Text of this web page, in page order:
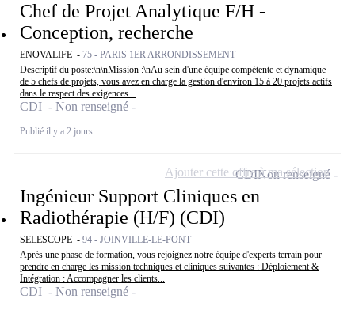
Chef de Projet Analytique F/H -
Conception, recherche
ENOVALIFE - 75 - PARIS 1ER ARRONDISSEMENT
Descriptif du poste:\n\nMission :\nAu sein d'une équipe compétente et dynamique
de 5 chefs de projets, vous avez en charge la gestion d'environ 15 à 20 projets actifs
dans le respect des exigences...
CDI - Non renseigné
Publié il y a 2 jours
Ingénieur Support Cliniques en
Radiothérapie (H/F) (CDI)
SELESCOPE - 94 - JOINVILLE-LE-PONT
Après une phase de formation, vous rejoignez notre équipe d'experts terrain pour
prendre en charge les mission techniques et cliniques suivantes : Déploiement &
Intégration : Accompagner les clients...
CDI - Non renseigné
CDINon renseigné
Ajouter cette offre à ma sélection